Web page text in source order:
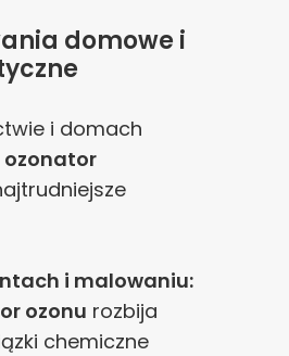
domowe i
i domach
ozonator
i malowaniu:
ozonu rozbija
chemiczne